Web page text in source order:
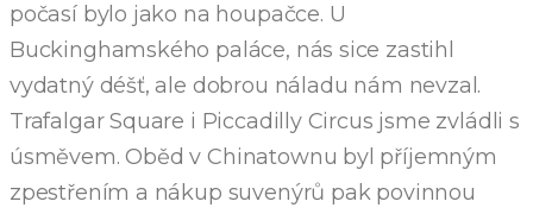
počasí bylo jako na houpačce. U
Buckinghamského paláce, nás sice zastihl
vydatný déšť, ale dobrou náladu nám nevzal.
Trafalgar Square i Piccadilly Circus jsme zvládli s
úsměvem. Oběd v Chinatownu byl příjemným
zpestřením a nákup suvenýrů pak povinnou